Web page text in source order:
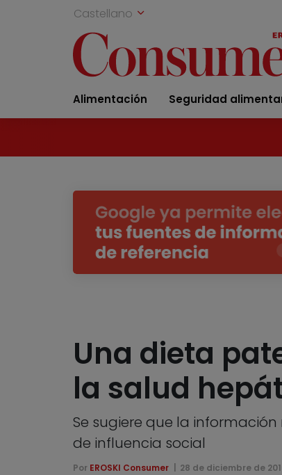
Castellano
Alimentación Seguridad
Una dieta
la salud
Se sugiere que la
de influencia social
Por EROSKI Consumer 28 de diciembre de